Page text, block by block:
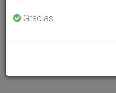
Gracias.